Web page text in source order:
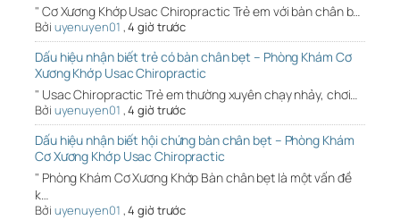
" Cơ Xương Khớp Usac Chiropractic Trẻ em với bàn chân b…
Bởi uyenuyen01 ,4 giờ trước
Dấu hiệu nhận biết trẻ có bàn chân bẹt – Phòng Khám Cơ
Xương Khớp Usac Chiropractic
" Usac Chiropractic Trẻ em thường xuyên chạy nhảy, chơi…
Bởi uyenuyen01 ,4 giờ trước
Dấu hiệu nhận biết hội chứng bàn chân bẹt – Phòng Khám
Cơ Xương Khớp Usac Chiropractic
" Phòng Khám Cơ Xương Khớp Bàn chân bẹt là một vấn đề
k…
Bởi uyenuyen01 ,4 giờ trước